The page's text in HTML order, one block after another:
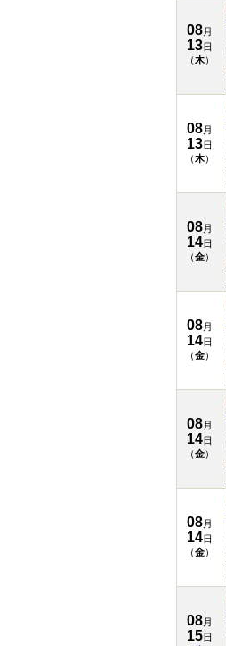
08月
13日
（木）
08月
13日
（木）
08月
14日
（金）
08月
14日
（金）
08月
14日
（金）
08月
14日
（金）
08月
15日